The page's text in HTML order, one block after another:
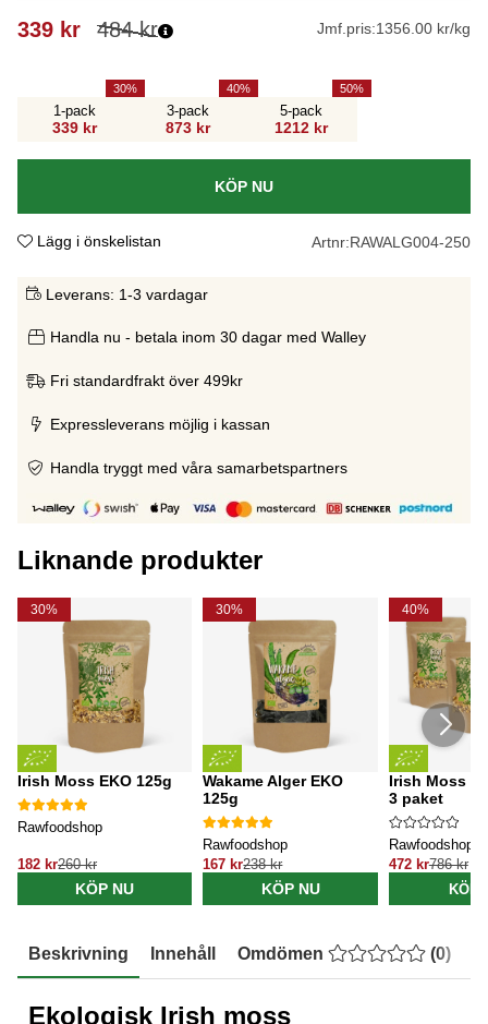
484kr
339 kr Jmf.pris:1356.00 kr/kg
1-pack
339 kr
30
3-pack
873 kr
40
5-pack
1212 kr
50
KÖP NU
Lägg i önskelistan Artnr:RAWALG004-250
Leverans: 1-3 vardagar
Handla nu - betala inom 30 dagar med Walley
Fri standardfrakt över 499kr
Expressleverans möjlig i kassan
Handla tryggt med våra samarbetspartners
Liknande produkter
30%
Irish Moss EKO 125g
Rawfoodshop
182 kr260 kr
KÖP NU
30%
Wakame Alger EKO
125g
Rawfoodshop
167 kr238 kr
KÖP NU
40%
Irish Moss
3 paket
Rawfoodshop
472 kr786 kr
KÖP
Beskrivning Innehåll Omdömen (0)
Ekologisk Irish moss